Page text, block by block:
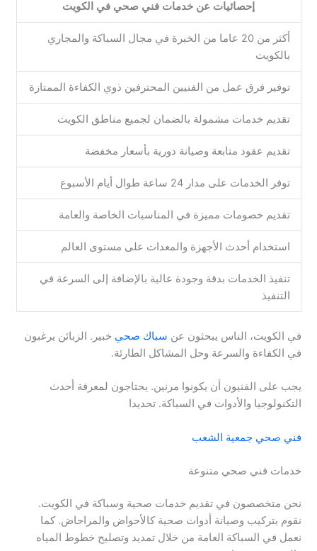
إحصائيات عن خدمات فني صحي في الكويت
أكثر من 20 عاما من الخبرة في مجال السباكة والمجاري
بالكويت
توفير فرق عمل من الفنيين المحترفين ذوي الكفاءة الممتازة
تقديم خدمات مشمولة بالضمان لجميع مناطق الكويت
تقديم عقود متابعة وصيانة دورية بأسعار مخفضة
توفر الخدمات على مدار 24 ساعة طوال أيام الأسبوع
تقديم خصومات مميزة في المناسبات الخاصة والعامة
استخدام أحدث الأجهزة والمعدات على مستوى العالم
تنفيذ الخدمات بدقة وجودة عالية بالإضافة إلى السرعة في
التنفيذ
في الكويت، الناس يبحثون عن سباك صحي خبير. الزبائن يرغبون
في الكفاءة والسرعة وحل المشاكل الطارئة.
يجب على الفنيون أن يكونوا مرنين. يحتاجون لمعرفة أحدث
التكنولوجيا والأدوات في السباكة. تحديدا
فني صحي جمعية الشعب
خدمات فني صحي متنوعة
نحن متخصصون في تقديم خدمات صحية وسباكة في الكويت.
نقوم بتركيب وصيانة أدوات صحية كالأحواض والمراحاض. كما
نعمل في السباكة العامة من خلال تمديد وتصليح خطوط المياه